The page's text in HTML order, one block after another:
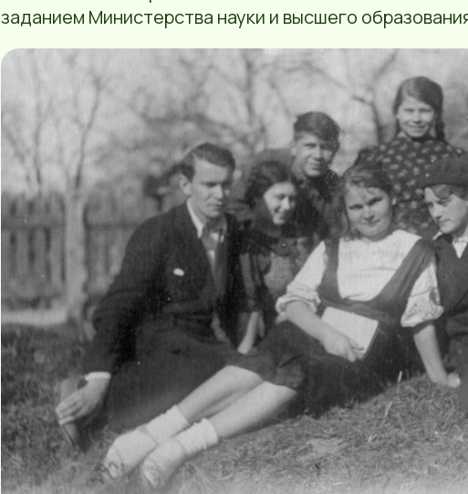
заданием Министерства науки и высшего